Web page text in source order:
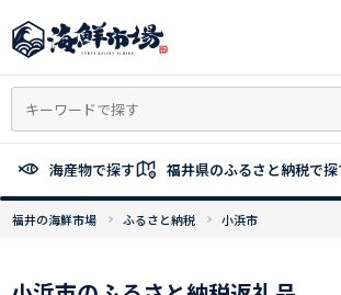
ン
ン
へ
ッ
海産物で探す 福井県のふるさと納税で
福井の海鮮市場 ふるさと納税 小浜市